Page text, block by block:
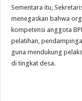
Sementara itu,
menegaskan bahwa
kompetensi anggota
pelatihan,
guna mendukung
di tingkat desa.